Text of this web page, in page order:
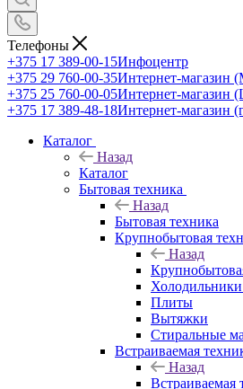
Телефоны
+375 17 389-00-15Инфоцентр
+375 29 760-00-35Интернет-магазин
+375 25 760-00-05Интернет-магазин
+375 17 389-48-18Интернет-магазин
Каталог
Назад
Каталог
Бытовая техника
Назад
Бытовая техника
Крупнобытовая
Назад
Плиты
Вытяжки
Стиральные
Встраиваемая
Назад
Встраиваемая